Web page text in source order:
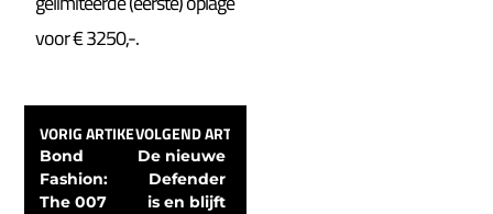
voor € 3250,-.
VORIG ARTIKEL
Bond
Fashion:
The 007
VOLGEND ARTIKEL
De nieuwe
Defender
is en blijft